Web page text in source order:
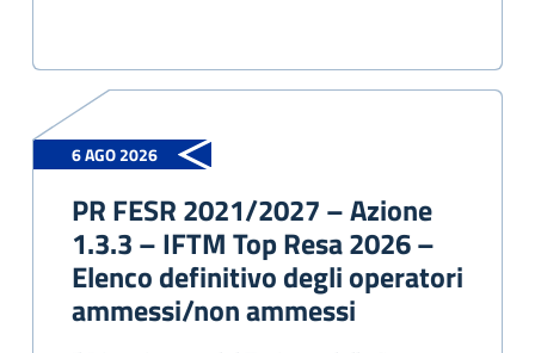
6 AGO 2026
PR FESR 2021/2027 – Azione
1.3.3 – IFTM Top Resa 2026 –
Elenco definitivo degli operatori
ammessi/non ammessi